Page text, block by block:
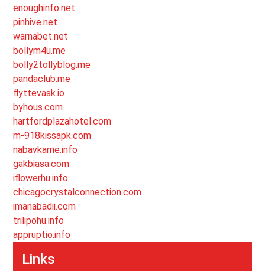
enoughinfo.net
pinhive.net
warnabet.net
bollym4u.me
bolly2tollyblog.me
pandaclub.me
flyttevask.io
byhous.com
hartfordplazahotel.com
m-918kissapk.com
nabavkame.info
gakbiasa.com
iflowerhu.info
chicagocrystalconnection.com
imanabadii.com
trilipohu.info
appruptio.info
Links